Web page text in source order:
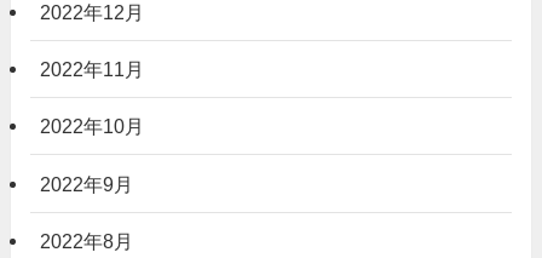
2022年12月
2022年11月
2022年10月
2022年9月
2022年8月